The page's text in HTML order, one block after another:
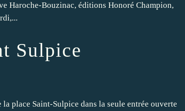
Haroche-Bouzinac, éditions Honoré Champion,
Sulpice
place Saint-Sulpice dans la seule entrée ouverte